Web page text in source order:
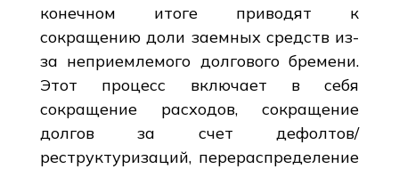
конечном итоге приводят к
сокращению доли заемных средств из-
за неприемлемого долгового бремени.
Этот процесс включает в себя
сокращение расходов, сокращение
долгов за счет дефолтов/
реструктуризаций, перераспределение